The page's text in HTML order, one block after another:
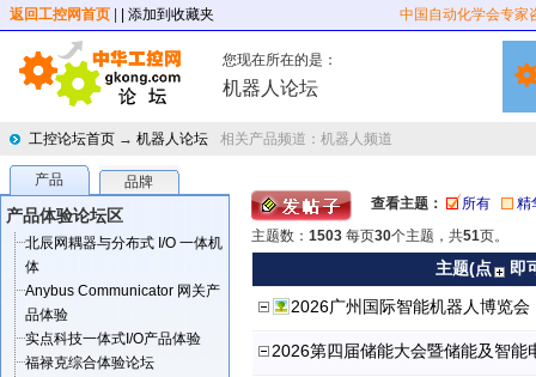
返回工控网首页 | 添加到收藏夹 中国自动化学会专家
您现在所在的是：
机器人论坛
工控论坛首页 → 机器人论坛 相关产品频道： 机器人频道
产品 品牌
产品体验论坛区
北辰网耦器与分布式 I/O 一体机
体
Anybus Communicator 网关产
品体验
实点科技一体式I/O产品体验
福禄克综合体验论坛
查看主题： 所有
精
主题数： 1503 每页30个主题，共51页。
主题(点
即
2026广州国际智能机器人博览会
2026第四届储能大会暨储能及智能